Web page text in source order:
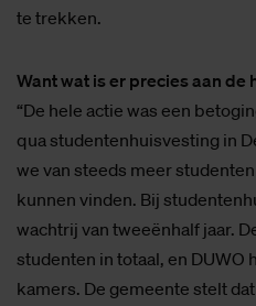
te trekken.
Want wat is er precies aan de
“De hele actie was een
qua studentenhuisvesting in
we van steeds meer
kunnen vinden. Bij
wachtrij van tweeënhalf jaar.
studenten in totaal, en DUWO
kamers. De gemeente stelt